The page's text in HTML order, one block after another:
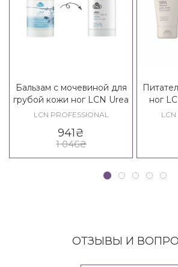
Бальзам с мочевиной для
грубой кожи ног LCN Urea
25% Foot Balm
LCN PROFESSIONAL
941₴
1 046₴
ног
LCN
ОТЗЫВЫ И